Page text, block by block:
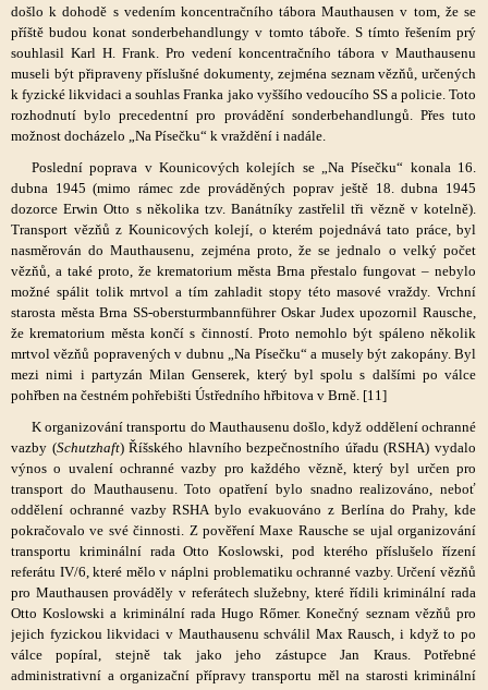
došlo k dohodě s vedením koncentračního tábora Mauthausen v tom, že se
příště budou konat sonderbehandlungy v tomto táboře. S tímto řešením prý
souhlasil Karl H. Frank. Pro vedení koncentračního tábora v Mauthausenu
museli být připraveny příslušné dokumenty, zejména seznam vězňů, určených
k fyzické likvidaci a souhlas Franka jako vyššího vedoucího SS a policie. Toto
rozhodnutí bylo precedentní pro provádění sonderbehandlungů. Přes tuto
možnost docházelo „Na Písečku“ k vraždění i nadále.
Poslední poprava v Kounicových kolejích se „Na Písečku“ konala 16.
dubna 1945 (mimo rámec zde prováděných poprav ještě 18. dubna 1945
dozorce Erwin Otto s několika tzv. Banátníky zastřelil tři vězně v kotelně).
Transport vězňů z Kounicových kolejí, o kterém pojednává tato práce, byl
nasměrován do Mauthausenu, zejména proto, že se jednalo o velký počet
vězňů, a také proto, že krematorium města Brna přestalo fungovat – nebylo
možné spálit tolik mrtvol a tím zahladit stopy této masové vraždy. Vrchní
starosta města Brna SS-obersturmbannführer Oskar Judex upozornil Rausche,
že krematorium města končí s činností. Proto nemohlo být spáleno několik
mrtvol vězňů popravených v dubnu „Na Písečku“ a musely být zakopány. Byl
mezi nimi i partyzán Milan Genserek, který byl spolu s dalšími po válce
pohřben na čestném pohřebišti Ústředního hřbitova v Brně. [11]
K organizování transportu do Mauthausenu došlo, když oddělení ochranné
vazby (Schutzhaft) Říšského hlavního bezpečnostního úřadu (RSHA) vydalo
výnos o uvalení ochranné vazby pro každého vězně, který byl určen pro
transport do Mauthausenu. Toto opatření bylo snadno realizováno, neboť
oddělení ochranné vazby RSHA bylo evakuováno z Berlína do Prahy, kde
pokračovalo ve své činnosti. Z pověření Maxe Rausche se ujal organizování
transportu kriminální rada Otto Koslowski, pod kterého příslušelo řízení
referátu IV/6, které mělo v náplni problematiku ochranné vazby. Určení vězňů
pro Mauthausen prováděly v referátech služebny, které řídili kriminální rada
Otto Koslowski a kriminální rada Hugo Rőmer. Konečný seznam vězňů pro
jejich fyzickou likvidaci v Mauthausenu schválil Max Rausch, i když to po
válce popíral, stejně tak jako jeho zástupce Jan Kraus. Potřebné
administrativní a organizační přípravy transportu měl na starosti kriminální